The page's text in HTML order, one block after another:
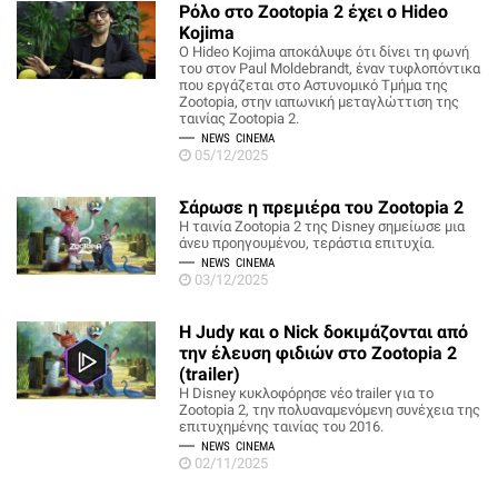
Ρόλο στο Zootopia 2 έχει ο Hideo
Kojima
Ο Hideo Kojima αποκάλυψε ότι δίνει τη φωνή
του στον Paul Moldebrandt, έναν τυφλοπόντικα
που εργάζεται στο Αστυνομικό Τμήμα της
Zootopia, στην ιαπωνική μεταγλώττιση της
ταινίας Zootopia 2.
NEWS CINEMA
05/12/2025
Σάρωσε η πρεμιέρα του Zootopia 2
Η ταινία Zootopia 2 της Disney σημείωσε μια
άνευ προηγουμένου, τεράστια επιτυχία.
NEWS CINEMA
03/12/2025
Η Judy και ο Nick δοκιμάζονται από
την έλευση φιδιών στο Zootopia 2
(trailer)
Η Disney κυκλοφόρησε νέο trailer για το
Zootopia 2, την πολυαναμενόμενη συνέχεια της
επιτυχημένης ταινίας του 2016.
NEWS CINEMA
02/11/2025